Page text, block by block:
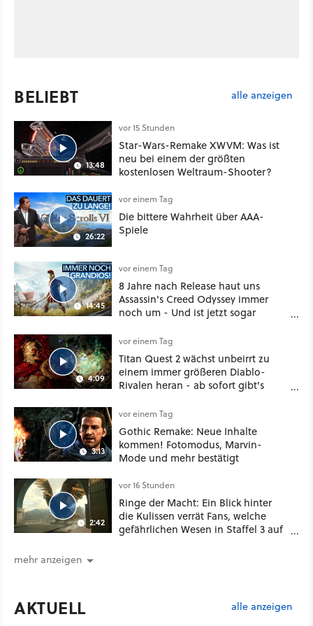
BELIEBT alle anzeigen
13:48
vor 15 Stunden
Star-Wars-Remake XWVM: Was ist
neu bei einem der größten
kostenlosen Weltraum-Shooter?
26:22
vor einem Tag
Die bittere Wahrheit über AAA-
Spiele
14:45
vor einem Tag
8 Jahre nach Release haut uns
Assassin's Creed Odyssey immer
noch um - Und ist jetzt sogar
4:09
vor einem Tag
Titan Quest 2 wächst unbeirrt zu
einem immer größeren Diablo-
Rivalen heran - ab sofort gibt's
Klasse
3:13
vor einem Tag
Gothic Remake: Neue Inhalte
kommen! Fotomodus, Marvin-
Mode und mehr bestätigt
2:42
vor 16 Stunden
Ringe der Macht: Ein Blick hinter
die Kulissen verrät Fans, welche
gefährlichen Wesen in Staffel 3 auf
mehr anzeigen
AKTUELL alle anzeigen